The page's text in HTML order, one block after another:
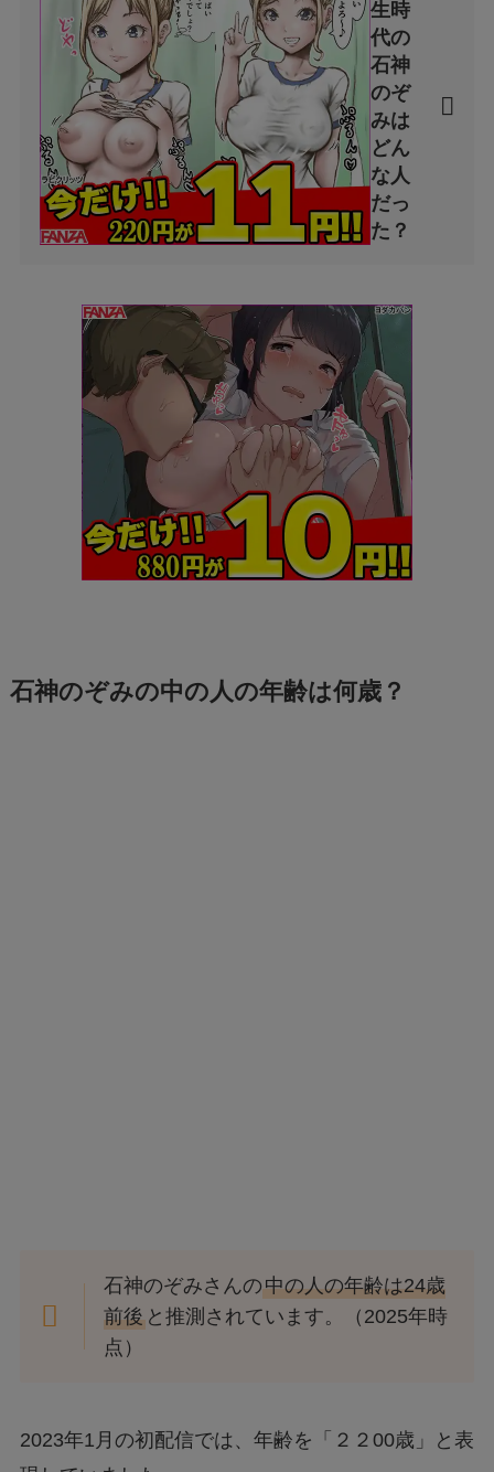
生時
代の
石神
のぞ
みは
どん
な人
だっ
た？
石神のぞみの中の人の年齢は何歳？
石神のぞみさんの中の人の年齢は24歳
前後 と推測されています。（2025年時
点）
2023年1月の初配信では、年齢を「２２00歳」と表